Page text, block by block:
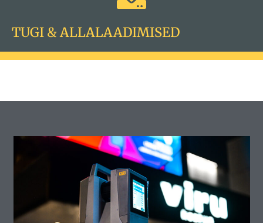
TUGI & ALLALAADIMISED